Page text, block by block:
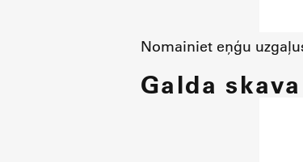
Nomainiet eņģu
Galda skava